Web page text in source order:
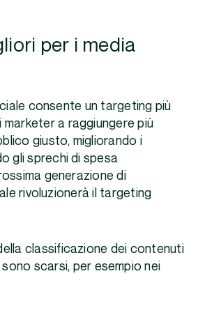
per i media
consente un targeting più
a raggiungere più
giusto, migliorando i
gli sprechi di spesa
generazione di
rivoluzionerà il targeting
classificazione dei contenuti
scarsi, per esempio nei